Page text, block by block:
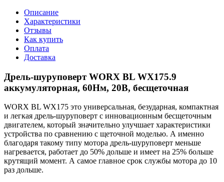
Описание
Характеристики
Отзывы
Как купить
Оплата
Доставка
Дрель-шуруповерт WORX BL WX175.9
аккумуляторная, 60Нм, 20В, бесщеточная
WORX BL WX175 это универсальная, безударная, компактная
и легкая дрель-шуруповерт c инновационным бесщеточным
двигателем, который значительно улучшает характеристики
устройства по сравнению с щеточной моделью. А именно
благодаря такому типу мотора дрель-шуруповерт меньше
нагревается, работает до 50% дольше и имеет на 25% больше
крутящий момент. А самое главное срок службы мотора до 10
раз дольше.